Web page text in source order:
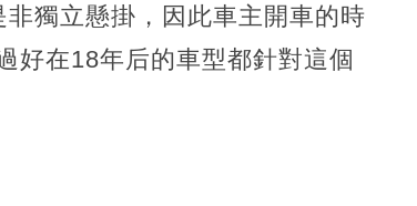
獨立懸掛，因此車主開車的時
好在18年后的車型都針對這個